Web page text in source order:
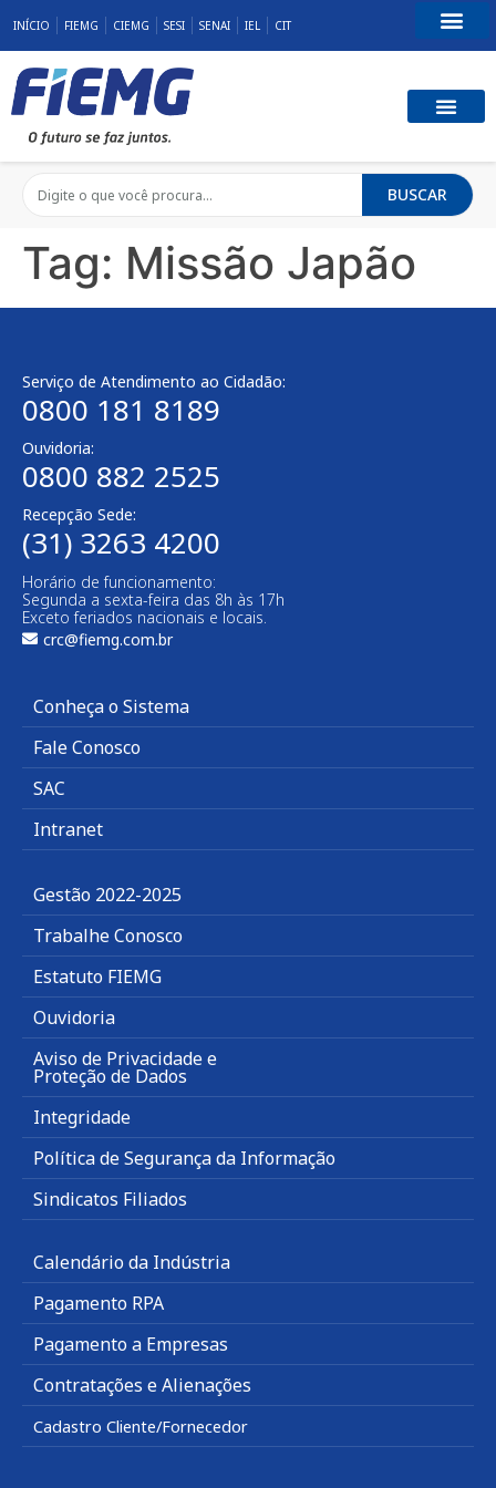
INÍCIO FIEMG CIEMG SESI SENAI IEL CIT
BUSCAR
Tag: Missão Japão
Serviço de Atendimento ao Cidadão:
0800 181 8189
Ouvidoria:
0800 882 2525
Recepção Sede:
(31) 3263 4200
Horário de funcionamento:
Segunda a sexta-feira das 8h às 17h
Exceto feriados nacionais e locais.
crc@fiemg.com.br
Conheça o Sistema
Fale Conosco
SAC
Intranet
Gestão 2022-2025
Trabalhe Conosco
Estatuto FIEMG
Ouvidoria
Aviso de Privacidade e
Proteção de Dados
Integridade
Política de Segurança da Informação
Sindicatos Filiados
Calendário da Indústria
Pagamento RPA
Pagamento a Empresas
Contratações e Alienações
Cadastro Cliente/Fornecedor